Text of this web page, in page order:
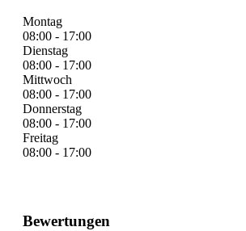
Montag
08:00 - 17:00
Dienstag
08:00 - 17:00
Mittwoch
08:00 - 17:00
Donnerstag
08:00 - 17:00
Freitag
08:00 - 17:00
Bewertungen